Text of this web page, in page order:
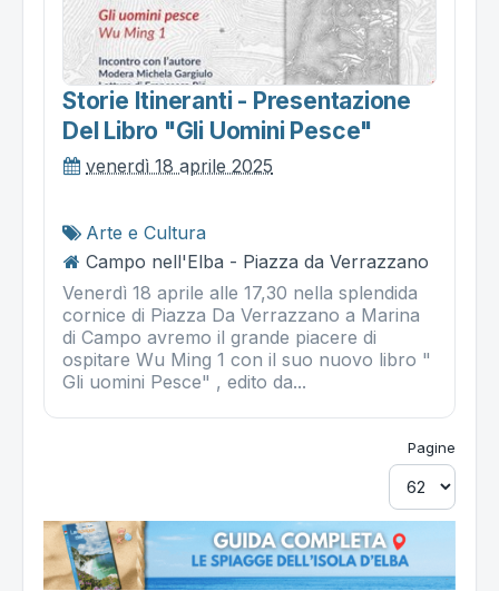
Storie Itineranti - Presentazione
Del Libro "gli Uomini Pesce"
venerdì 18 aprile 2025
Arte e Cultura
Campo nell'Elba - Piazza da Verrazzano
Venerdì 18 aprile alle 17,30 nella splendida
cornice di Piazza Da Verrazzano a Marina
di Campo avremo il grande piacere di
ospitare Wu Ming 1 con il suo nuovo libro "
Gli uomini Pesce" , edito da...
Pagine